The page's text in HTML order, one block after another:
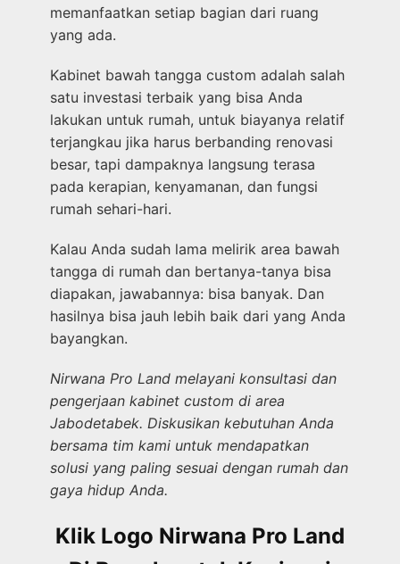
memanfaatkan setiap bagian dari ruang
yang ada.
Kabinet bawah tangga custom adalah salah
satu investasi terbaik yang bisa Anda
lakukan untuk rumah, untuk biayanya relatif
terjangkau jika harus berbanding renovasi
besar, tapi dampaknya langsung terasa
pada kerapian, kenyamanan, dan fungsi
rumah sehari-hari.
Kalau Anda sudah lama melirik area bawah
tangga di rumah dan bertanya-tanya bisa
diapakan, jawabannya: bisa banyak. Dan
hasilnya bisa jauh lebih baik dari yang Anda
bayangkan.
Nirwana Pro Land melayani konsultasi dan
pengerjaan kabinet custom di area
Jabodetabek. Diskusikan kebutuhan Anda
bersama tim kami untuk mendapatkan
solusi yang paling sesuai dengan rumah dan
gaya hidup Anda.
Klik Logo Nirwana Pro Land